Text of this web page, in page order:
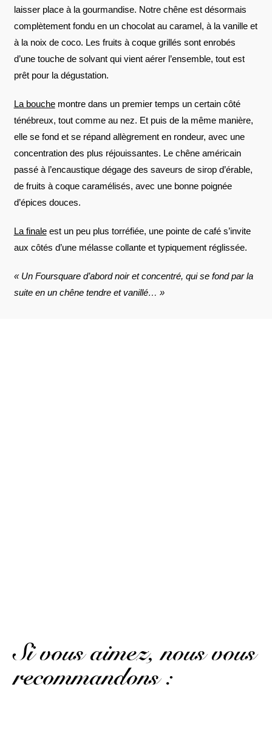
laisser place à la gourmandise. Notre chêne est désormais
complètement fondu en un chocolat au caramel, à la vanille et
à la noix de coco. Les fruits à coque grillés sont enrobés
d’une touche de solvant qui vient aérer l’ensemble, tout est
prêt pour la dégustation.
La bouchemontre dans un premier temps un certain côté
ténébreux, tout comme au nez. Et puis de la même manière,
elle se fond et se répand allègrement en rondeur, avec une
concentration des plus réjouissantes. Le chêne américain
passé à l’encaustique dégage des saveurs de sirop d’érable,
de fruits à coque caramélisés, avec une bonne poignée
d’épices douces.
La finaleest un peu plus torréfiée, une pointe de café s’invite
aux côtés d’une mélasse collante et typiquement réglissée.
« Un Foursquare d’abord noir et concentré, qui se fond par la
suite en un chêne tendre et vanillé… »
Si vous aimez, nous vous
recommandons :